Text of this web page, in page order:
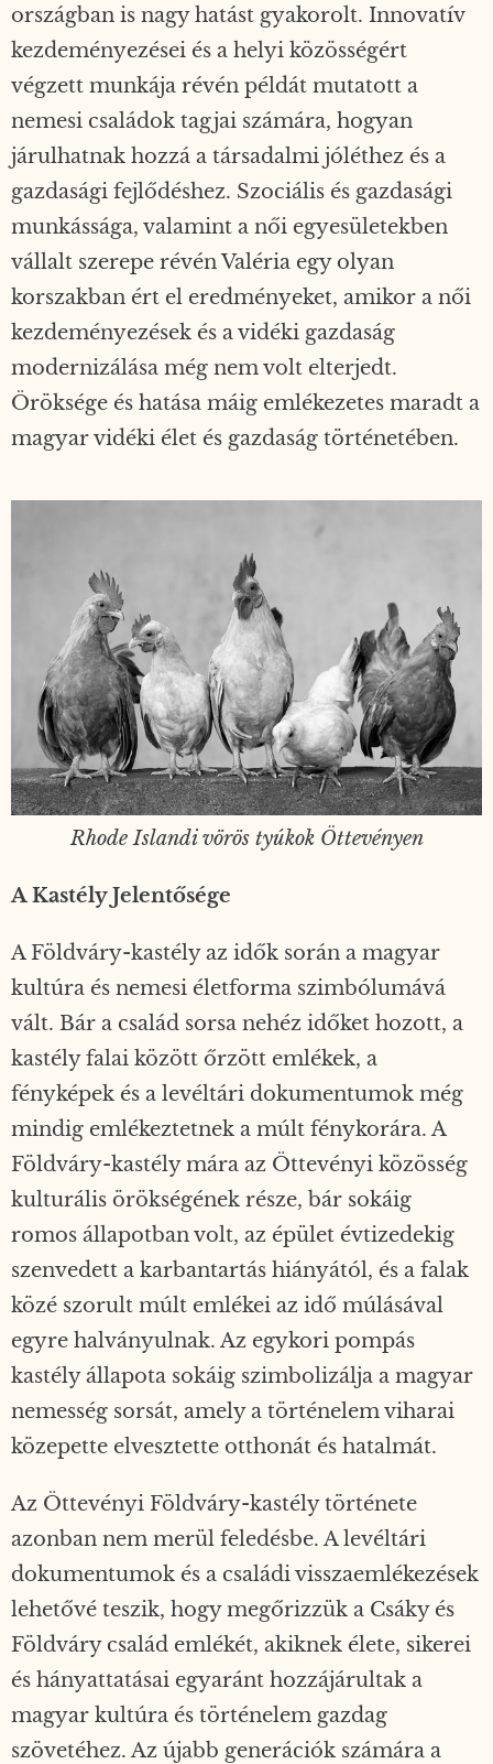
országban is nagy hatást gyakorolt. Innovatív
kezdeményezései és a helyi közösségért
végzett munkája révén példát mutatott a
nemesi családok tagjai számára, hogyan
járulhatnak hozzá a társadalmi jóléthez és a
gazdasági fejlődéshez. Szociális és gazdasági
munkássága, valamint a női egyesületekben
vállalt szerepe révén Valéria egy olyan
korszakban ért el eredményeket, amikor a női
kezdeményezések és a vidéki gazdaság
modernizálása még nem volt elterjedt.
Öröksége és hatása máig emlékezetes maradt a
magyar vidéki élet és gazdaság történetében.
Rhode Islandi vörös tyúkok Öttevényen
A Kastély Jelentősége
A Földváry-kastély az idők során a magyar
kultúra és nemesi életforma szimbólumává
vált. Bár a család sorsa nehéz időket hozott, a
kastély falai között őrzött emlékek, a
fényképek és a levéltári dokumentumok még
mindig emlékeztetnek a múlt fénykorára. A
Földváry-kastély mára az Öttevényi közösség
kulturális örökségének része, bár sokáig
romos állapotban volt, az épület évtizedekig
szenvedett a karbantartás hiányától, és a falak
közé szorult múlt emlékei az idő múlásával
egyre halványulnak. Az egykori pompás
kastély állapota sokáig szimbolizálja a magyar
nemesség sorsát, amely a történelem viharai
közepette elvesztette otthonát és hatalmát.
Az Öttevényi Földváry-kastély története
azonban nem merül feledésbe. A levéltári
dokumentumok és a családi visszaemlékezések
lehetővé teszik, hogy megőrizzük a Csáky és
Földváry család emlékét, akiknek élete, sikerei
és hányattatásai egyaránt hozzájárultak a
magyar kultúra és történelem gazdag
szövetéhez. Az újabb generációk számára a